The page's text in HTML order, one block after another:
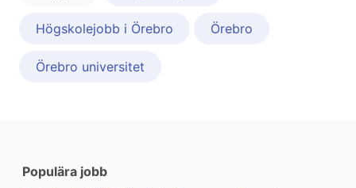
Högskolejobb i Örebro Örebro
Örebro universitet
Populära jobb